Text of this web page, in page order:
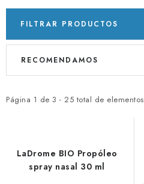
FILTRAR PRODUCTOS
L
t
Página 1 de 3 - 25 total de elementos
C
s
RECOMENDAMOS
LaDrome BIO Propóleo
spray nasal 30 ml